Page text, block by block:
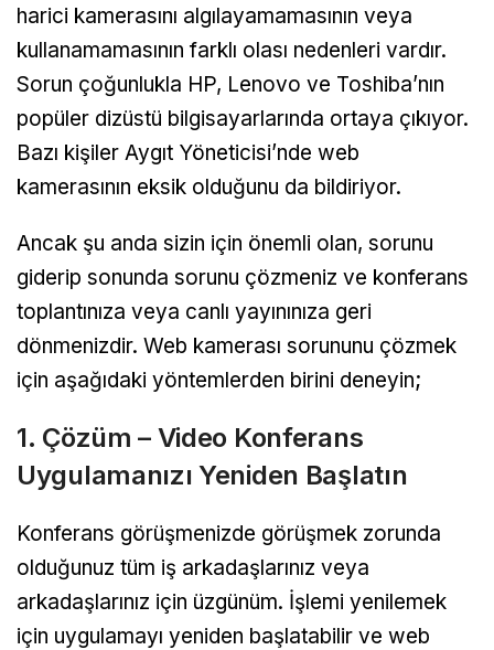
harici kamerasını algılayamamasının veya
kullanamamasının farklı olası nedenleri vardır.
Sorun çoğunlukla HP, Lenovo ve Toshiba’nın
popüler dizüstü bilgisayarlarında ortaya çıkıyor.
Bazı kişiler Aygıt Yöneticisi’nde web
kamerasının eksik olduğunu da bildiriyor.
Ancak şu anda sizin için önemli olan, sorunu
giderip sonunda sorunu çözmeniz ve konferans
toplantınıza veya canlı yayınınıza geri
dönmenizdir. Web kamerası sorununu çözmek
için aşağıdaki yöntemlerden birini deneyin;
1. Çözüm – Video Konferans
Uygulamanızı Yeniden Başlatın
Konferans görüşmenizde görüşmek zorunda
olduğunuz tüm iş arkadaşlarınız veya
arkadaşlarınız için üzgünüm. İşlemi yenilemek
için uygulamayı yeniden başlatabilir ve web